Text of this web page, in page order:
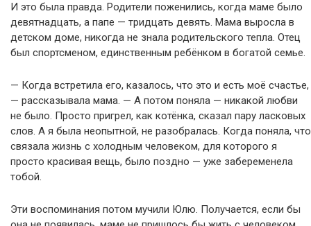
И это была правда. Родители поженились, когда маме было
девятнадцать, а папе — тридцать девять. Мама выросла в
детском доме, никогда не знала родительского тепла. Отец
был спортсменом, единственным ребёнком в богатой семье.
— Когда встретила его, казалось, что это и есть моё счастье,
— рассказывала мама. — А потом поняла — никакой любви
не было. Просто пригрел, как котёнка, сказал пару ласковых
слов. А я была неопытной, не разобралась. Когда поняла, что
связала жизнь с холодным человеком, для которого я
просто красивая вещь, было поздно — уже забеременела
тобой.
Эти воспоминания потом мучили Юлю. Получается, если бы